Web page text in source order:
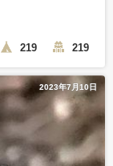
219 219
2023年7月10日